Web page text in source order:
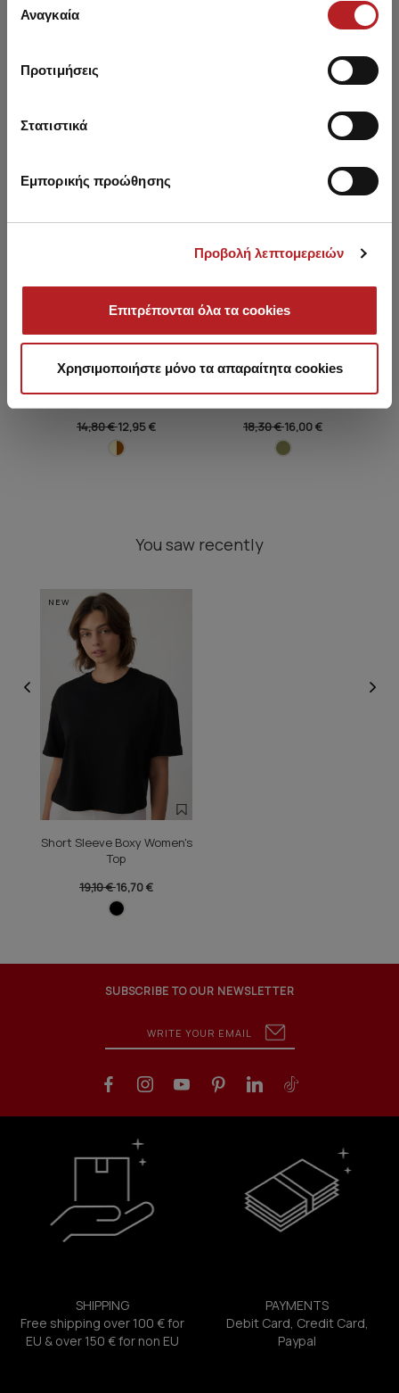
των υπηρεσιών τους.
συγκατάθεσης
Αναγκαία
Προτιμήσεις
Στατιστικά
Εμπορικής προώθησης
Προβολή λεπτομερειών
Επιτρέπονται όλα τα cookies
Χρησιμοποιήστε μόνο τα απαραίτητα cookies
Shorts
14,80 €12,95 €
TENCEL™
18,30 €16,00 €
You saw recently
NEW
Short Sleeve Boxy Women's
Top
19,10 €16,70 €
SUBSCRIBE TO OUR NEWSLETTER
SHIPPING
Free shipping over 100 € for
EU & over 150 € for non EU
PAYMENTS
Debit Card, Credit Card,
Paypal